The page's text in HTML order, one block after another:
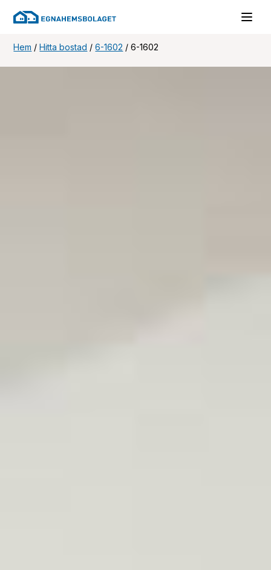
Hem /Hitta bostad /6-1602 /6-1602